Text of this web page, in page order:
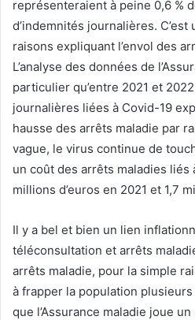
représenteraient à peine 0,6 %
d’indemnités journalières. C’est
raisons expliquant l’envol des
L’analyse des données de
particulier qu’entre 2021 et
journalières liées à Covid-19
hausse des arrêts maladie par
vague, le virus continue de
un coût des arrêts maladies liés
millions d’euros en 2021 et 1,7
Il y a bel et bien un lien
téléconsultation et arrêts
arrêts maladie, pour la simple
à frapper la population
que l’Assurance maladie joue